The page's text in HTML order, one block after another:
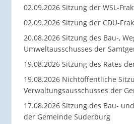
02.09.2026 Sitzung der WSL-
02.09.2026 Sitzung der CDU-
20.08.2026 Sitzung des Bau-,
Umweltausschusses der
19.08.2026 Sitzung des Rates
19.08.2026 Nichtöffentliche
Verwaltungsausschusses der
17.08.2026 Sitzung des Bau-
der Gemeinde Suderburg